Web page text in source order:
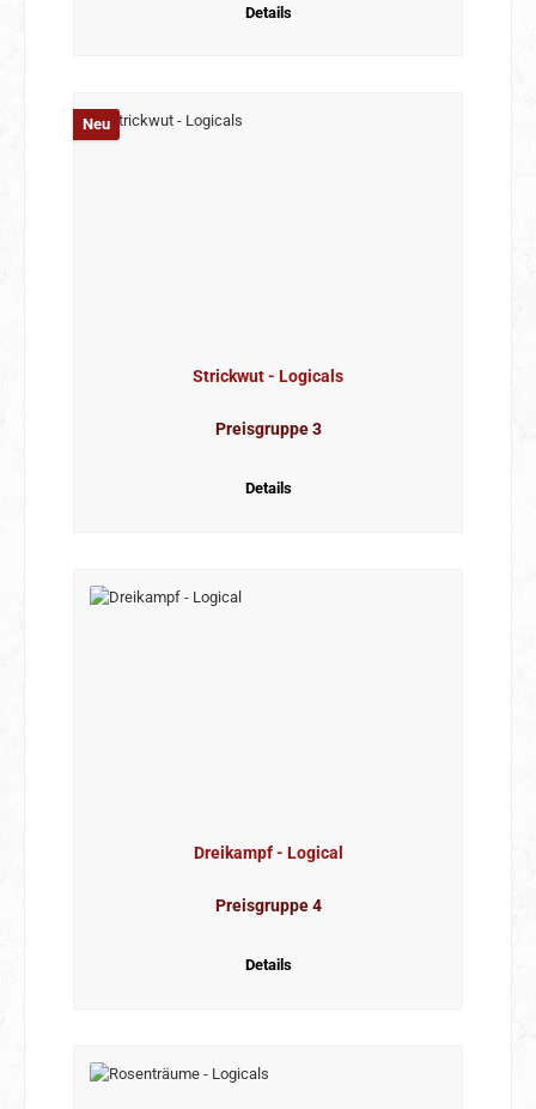
Details
Neu
Strickwut - Logicals
Preisgruppe 3
Details
Dreikampf - Logical
Preisgruppe 4
Details